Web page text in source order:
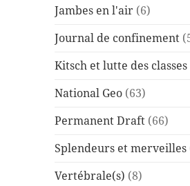
Jambes en l'air (6)
Journal de confinement
Kitsch et lutte des classes
National Geo (63)
Permanent Draft (66)
Splendeurs et merveilles
Vertébrale(s) (8)